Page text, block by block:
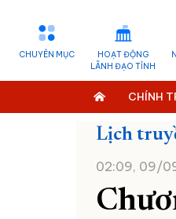
CHUYÊN MỤC
HOẠT ĐỘNG
LÃNH ĐẠO TỈNH
CHÍNH
Lịch
02:09, 09/